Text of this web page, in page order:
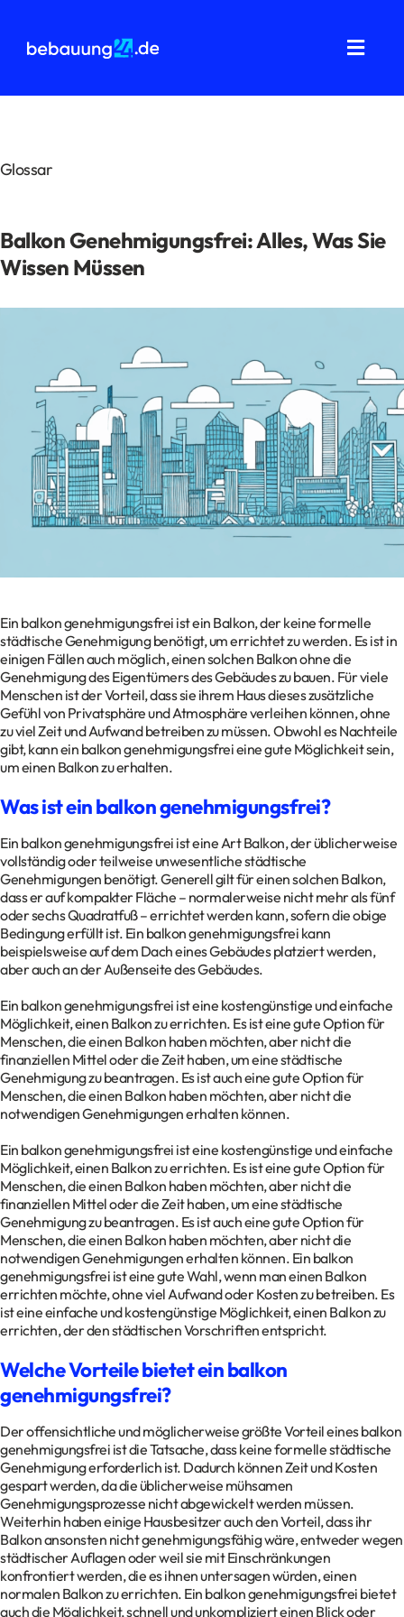
springen
Bauantrag
FAQ
Kontakt
Datenschutz
Impressum
Glossar
Glossar
Balkon Genehmigungsfrei: Alles, Was Sie
Wissen Müssen
Ein balkon genehmigungsfrei ist ein Balkon, der keine formelle
städtische Genehmigung benötigt, um errichtet zu werden. Es ist in
einigen Fällen auch möglich, einen solchen Balkon ohne die
Genehmigung des Eigentümers des Gebäudes zu bauen. Für viele
Menschen ist der Vorteil, dass sie ihrem Haus dieses zusätzliche
Gefühl von Privatsphäre und Atmosphäre verleihen können, ohne
zu viel Zeit und Aufwand betreiben zu müssen. Obwohl es Nachteile
gibt, kann ein balkon genehmigungsfrei eine gute Möglichkeit sein,
um einen Balkon zu erhalten.
Was ist ein balkon genehmigungsfrei?
Ein balkon genehmigungsfrei ist eine Art Balkon, der üblicherweise
vollständig oder teilweise unwesentliche städtische
Genehmigungen benötigt. Generell gilt für einen solchen Balkon,
dass er auf kompakter Fläche – normalerweise nicht mehr als fünf
oder sechs Quadratfuß – errichtet werden kann, sofern die obige
Bedingung erfüllt ist. Ein balkon genehmigungsfrei kann
beispielsweise auf dem Dach eines Gebäudes platziert werden,
aber auch an der Außenseite des Gebäudes.
Ein balkon genehmigungsfrei ist eine kostengünstige und einfache
Möglichkeit, einen Balkon zu errichten. Es ist eine gute Option für
Menschen, die einen Balkon haben möchten, aber nicht die
finanziellen Mittel oder die Zeit haben, um eine städtische
Genehmigung zu beantragen. Es ist auch eine gute Option für
Menschen, die einen Balkon haben möchten, aber nicht die
notwendigen Genehmigungen erhalten können.
Ein balkon genehmigungsfrei ist eine kostengünstige und einfache
Möglichkeit, einen Balkon zu errichten. Es ist eine gute Option für
Menschen, die einen Balkon haben möchten, aber nicht die
finanziellen Mittel oder die Zeit haben, um eine städtische
Genehmigung zu beantragen. Es ist auch eine gute Option für
Menschen, die einen Balkon haben möchten, aber nicht die
notwendigen Genehmigungen erhalten können. Ein balkon
genehmigungsfrei ist eine gute Wahl, wenn man einen Balkon
errichten möchte, ohne viel Aufwand oder Kosten zu betreiben. Es
ist eine einfache und kostengünstige Möglichkeit, einen Balkon zu
errichten, der den städtischen Vorschriften entspricht.
Welche Vorteile bietet ein balkon
genehmigungsfrei?
Der offensichtliche und möglicherweise größte Vorteil eines balkon
genehmigungsfrei ist die Tatsache, dass keine formelle städtische
Genehmigung erforderlich ist. Dadurch können Zeit und Kosten
gespart werden, da die üblicherweise mühsamen
Genehmigungsprozesse nicht abgewickelt werden müssen.
Weiterhin haben einige Hausbesitzer auch den Vorteil, dass ihr
Balkon ansonsten nicht genehmigungsfähig wäre, entweder wegen
städtischer Auflagen oder weil sie mit Einschränkungen
konfrontiert werden, die es ihnen untersagen würden, einen
normalen Balkon zu errichten. Ein balkon genehmigungsfrei bietet
auch die Möglichkeit, schnell und unkompliziert einen Blick oder